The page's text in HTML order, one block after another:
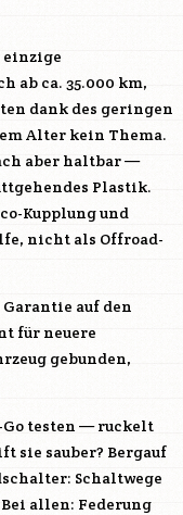
einzige
ab ca. 35.000 km,
dank des geringen
Alter kein Thema.
aber haltbar —
Plastik.
Kupplung und
nicht als Offroad-
auf den
für neuere
gebunden,
Go testen — ruckelt
sie sauber? Bergauf
Schaltwege
allen: Federung